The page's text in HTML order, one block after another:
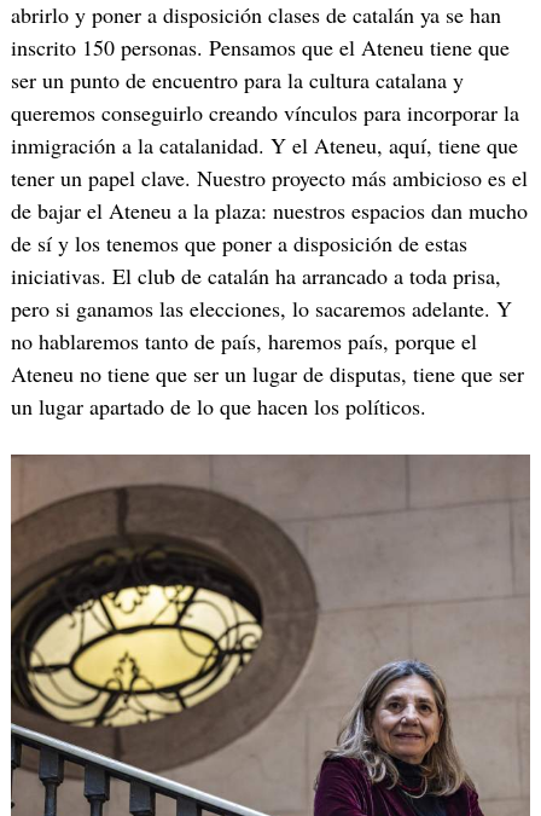
abrirlo y poner a disposición clases de catalán ya se han
inscrito 150 personas. Pensamos que el Ateneu tiene que
ser un punto de encuentro para la cultura catalana y
queremos conseguirlo creando vínculos para incorporar la
inmigración a la catalanidad. Y el Ateneu, aquí, tiene que
tener un papel clave. Nuestro proyecto más ambicioso es el
de bajar el Ateneu a la plaza: nuestros espacios dan mucho
de sí y los tenemos que poner a disposición de estas
iniciativas. El club de catalán ha arrancado a toda prisa,
pero si ganamos las elecciones, lo sacaremos adelante. Y
no hablaremos tanto de país, haremos país, porque el
Ateneu no tiene que ser un lugar de disputas, tiene que ser
un lugar apartado de lo que hacen los políticos.